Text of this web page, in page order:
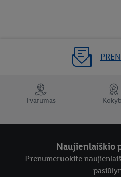
Tvarumas
Naujienlaiškio
Prenumeruokite